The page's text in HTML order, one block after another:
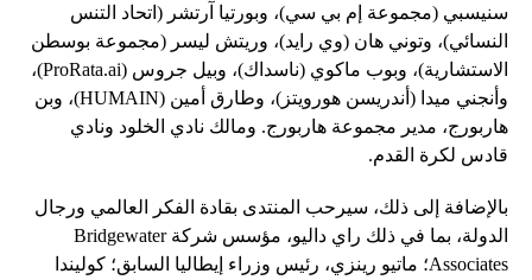
سنيسبي (مجموعة إم بي سي)، وبورتيا آرتشر (اتحاد التنس
النسائي)، وتوني هان (وي رايد)، وريتش ليسر (مجموعة بوسطن
الاستشارية)، وبوب ماكوي (ناسداك)، وبيل جروس (ProRata.ai)،
وأنجني ميدا (أندريسن هورويتز)، وطارق أمين (HUMAIN)، وبن
هاربورج، مدير مجموعة هاربورج. ومالك نادي الخلود ونادي
قادس لكرة القدم.
بالإضافة إلى ذلك، سيرحب المنتدى بقادة الفكر العالمي ورجال
الدولة، بما في ذلك راي داليو، مؤسس شركة Bridgewater
Associates؛ ماتيو رينزي، رئيس وزراء إيطاليا السابق؛ كوليندا